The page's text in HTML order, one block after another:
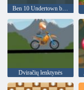
Ben 10 Undertown bėgikas
Dviračių lenktynės